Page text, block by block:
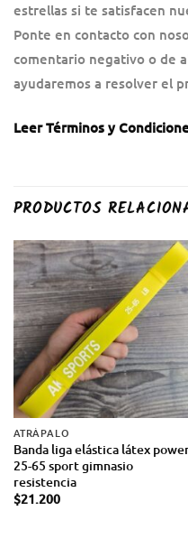
estrellas si te satisfacen
Ponte en contacto con
comentario negativo o de
ayudaremos a resolver el
Leer Términos y
PRODUCTOS
ATRÁPALO
Banda liga elástica látex
25-65 sport gimnasio
resistencia
$21.200